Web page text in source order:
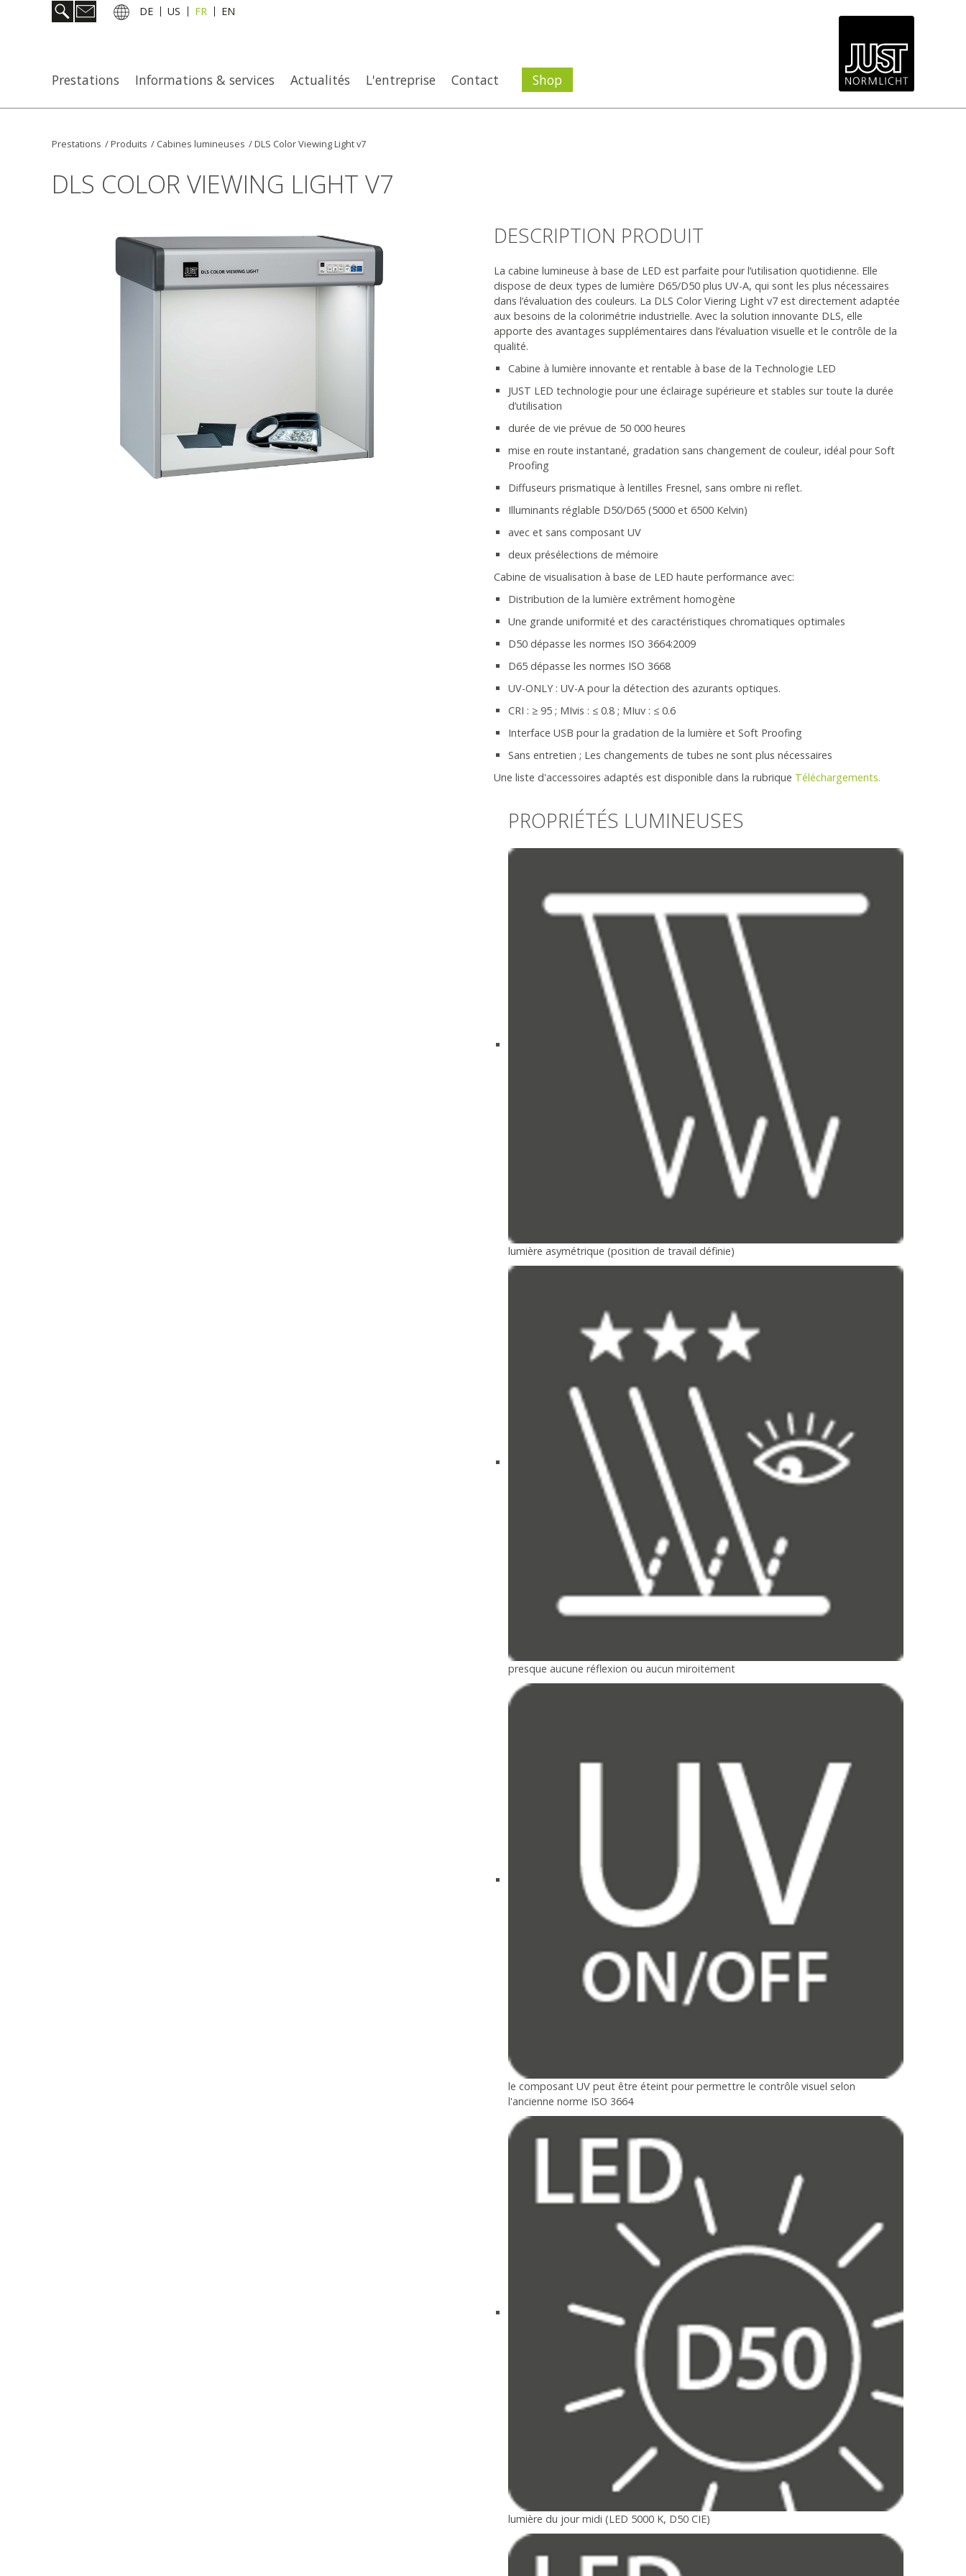
DE US FR EN
Prestations Informations & services Actualités L'entreprise Contact Shop
Prestations /Produits / Cabines lumineuses /DLS Color Viewing Light v7
DLS COLOR VIEWING LIGHT V7
DESCRIPTION PRODUIT
La cabine lumineuse à base de LED est parfaite pour l’utilisation quotidienne. Elle
dispose de deux types de lumière D65/D50 plus UV-A, qui sont les plus nécessaires
dans l’évaluation des couleurs. La DLS Color Viering Light v7 est directement adaptée
aux besoins de la colorimétrie industrielle. Avec la solution innovante DLS, elle
apporte des avantages supplémentaires dans l’évaluation visuelle et le contrôle de la
qualité.
Cabine à lumière innovante et rentable à base de la Technologie LED
JUST LED technologie pour une éclairage supérieure et stables sur toute la durée
d’utilisation
durée de vie prévue de 50 000 heures
mise en route instantané, gradation sans changement de couleur, idéal pour Soft
Proofing
Diffuseurs prismatique à lentilles Fresnel, sans ombre ni reflet.
Illuminants réglable D50/D65 (5000 et 6500 Kelvin)
avec et sans composant UV
deux présélections de mémoire
Cabine de visualisation à base de LED haute performance avec:
Distribution de la lumière extrêment homogène
Une grande uniformité et des caractéristiques chromatiques optimales
D50 dépasse les normes ISO 3664:2009
D65 dépasse les normes ISO 3668
UV-ONLY : UV-A pour la détection des azurants optiques.
CRI : ≥ 95 ; MIvis : ≤ 0.8 ; MIuv : ≤ 0.6
Interface USB pour la gradation de la lumière et Soft Proofing
Sans entretien ; Les changements de tubes ne sont plus nécessaires
Une liste d'accessoires adaptés est disponible dans la rubrique Téléchargements.
PROPRIÉTÉS LUMINEUSES
lumière asymétrique (position de travail définie)
presque aucune réflexion ou aucun miroitement
le composant UV peut être éteint pour permettre le contrôle visuel selon
l'ancienne norme ISO 3664
lumière du jour midi (LED 5000 K, D50 CIE)